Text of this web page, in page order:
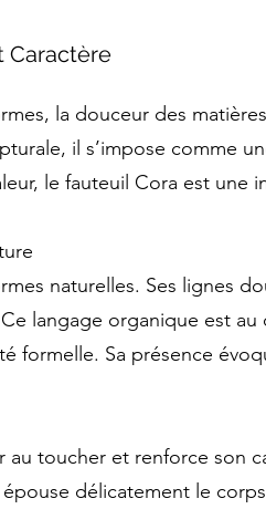
Caractère
la douceur des
il s’impose comme
le fauteuil Cora est une
naturelles. Ses lignes
langage organique est
formelle. Sa présence
toucher et renforce son
délicatement le